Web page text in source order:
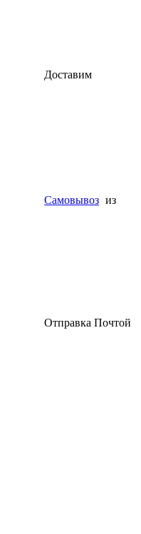
Доставим
Самовывоз из
Отправка Почтой